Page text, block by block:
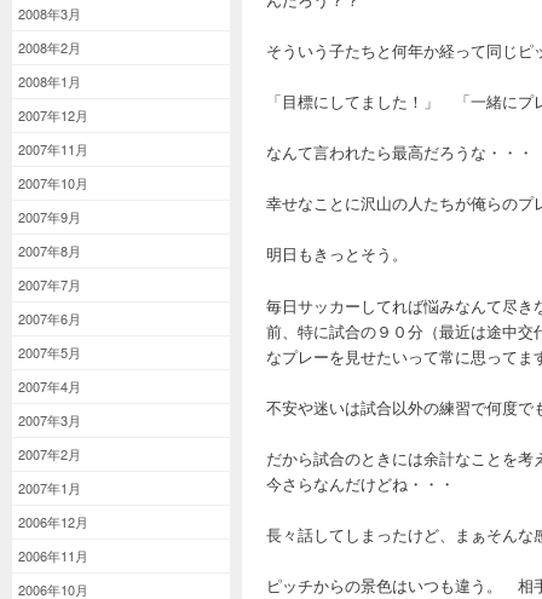
2008年3月
2008年2月
2008年1月
2007年12月
2007年11月
2007年10月
2007年9月
2007年8月
2007年7月
2007年6月
2007年5月
2007年4月
2007年3月
2007年2月
2007年1月
2006年12月
2006年11月
2006年10月
そういう子たちと何年か経って同じ
「目標にしてました！」 「一緒にプ
なんて言われたら最高だろうな・・・
幸せなことに沢山の人たちが俺らの
明日もきっとそう。
毎日サッカーしてれば悩みなんて尽
前、特に試合の９０分（最近は途中
なプレーを見せたいって常に思ってま
不安や迷いは試合以外の練習で何度
だから試合のときには余計なことを
今さらなんだけどね・・・
長々話してしまったけど、まぁそん
ピッチからの景色はいつも違う。 相